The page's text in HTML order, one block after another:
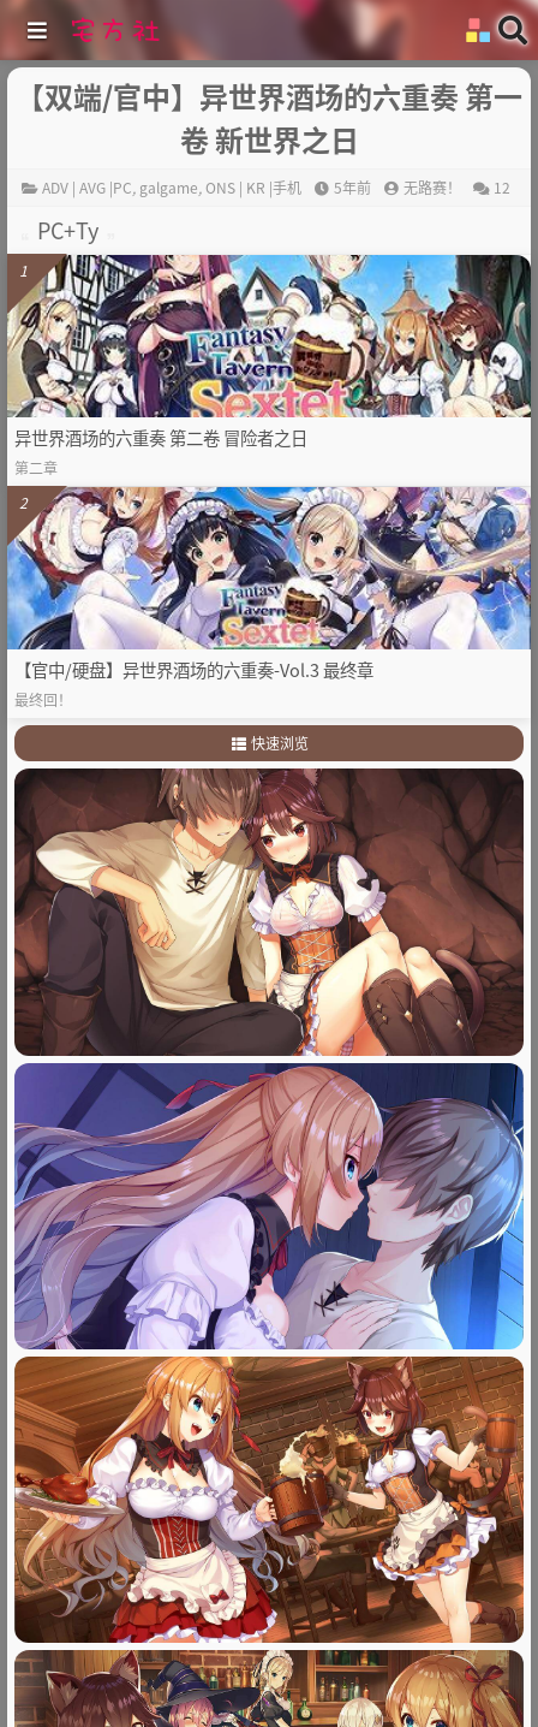
【双端/官中】异世界酒场的六重奏 第一
卷 新世界之日
ADV | AVG |PC, galgame,ONS | KR |手机 5年前 无路赛！ 12
PC+Ty
异世界酒场的六重奏 第二卷 冒险者之日
第二章
1
【官中/硬盘】异世界酒场的六重奏-Vol.3 最终章
最终回！
2
快速浏览
1.故事简介：
2
其他